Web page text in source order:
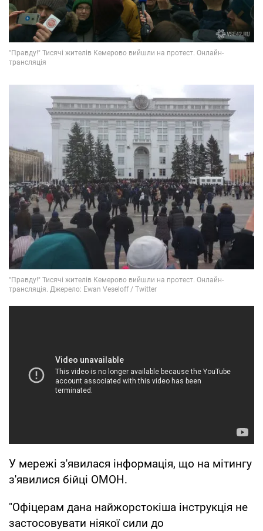
У мережі з'явилася інформація, що на мітингу
з'явилися бійці ОМОН.
"Офіцерам дана найжорстокіша інструкція не
застосовувати ніякої сили до